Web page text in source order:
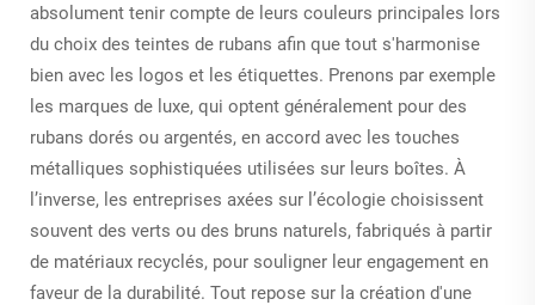
absolument tenir compte de leurs couleurs principales lors
du choix des teintes de rubans afin que tout s'harmonise
bien avec les logos et les étiquettes. Prenons par exemple
les marques de luxe, qui optent généralement pour des
rubans dorés ou argentés, en accord avec les touches
métalliques sophistiquées utilisées sur leurs boîtes. À
l’inverse, les entreprises axées sur l’écologie choisissent
souvent des verts ou des bruns naturels, fabriqués à partir
de matériaux recyclés, pour souligner leur engagement en
faveur de la durabilité. Tout repose sur la création d'une